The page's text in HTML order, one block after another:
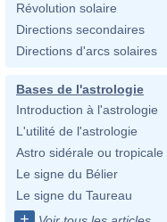
Révolution solaire
Directions secondaires
Directions d'arcs solaires
Bases de l'astrologie
Introduction à l'astrologie
L'utilité de l'astrologie
Astro sidérale ou tropicale
Le signe du Bélier
Le signe du Taureau